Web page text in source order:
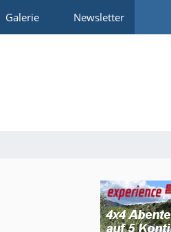
Galerie Newsletter